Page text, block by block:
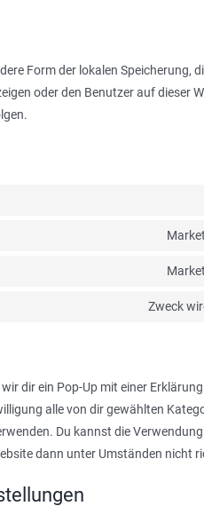
Form der lokalen Speicherung,
oder den Benutzer auf dieser
Zweck
dir ein Pop-Up mit einer
alle von dir gewählten
Du kannst die
dann unter Umständen nicht